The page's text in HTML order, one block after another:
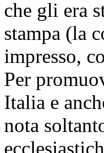
che gli era
stampa (la
impresso,
Per
Italia e
nota